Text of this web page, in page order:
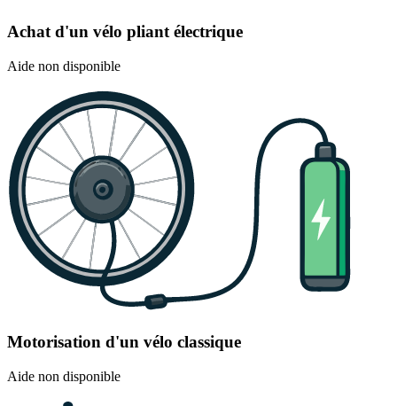
Achat d'un vélo pliant électrique
Aide non disponible
Motorisation d'un vélo classique
Aide non disponible